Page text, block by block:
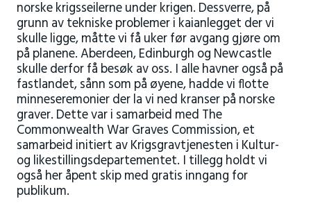
norske krigsseilerne under krigen. Dessverre, på
grunn av tekniske problemer i kaianlegget der vi
skulle ligge, måtte vi få uker før avgang gjøre om
på planene. Aberdeen, Edinburgh og Newcastle
skulle derfor få besøk av oss. I alle havner også på
fastlandet, sånn som på øyene, hadde vi flotte
minneseremonier der la vi ned kranser på norske
graver. Dette var i samarbeid med The
Commonwealth War Graves Commission, et
samarbeid initiert av Krigsgravtjenesten i Kultur-
og likestillingsdepartementet. I tillegg holdt vi
også her åpent skip med gratis inngang for
publikum.